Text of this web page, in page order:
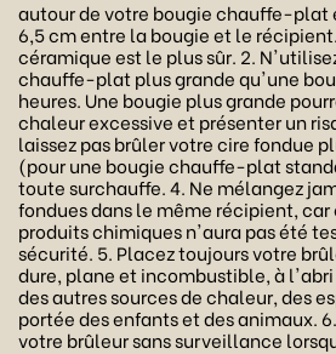
autour de votre bougie chauffe-plat
6,5 cm entre la bougie et le
céramique est le plus sûr. 2.
chauffe-plat plus grande qu'une
heures. Une bougie plus grande
chaleur excessive et présenter un
laissez pas brûler votre cire fondue
(pour une bougie chauffe-plat
toute surchauffe. 4. Ne mélangez
fondues dans le même récipient,
produits chimiques n'aura pas été
sécurité. 5. Placez toujours votre
dure, plane et incombustible, à
des autres sources de chaleur, des
portée des enfants et des animaux.
votre brûleur sans surveillance